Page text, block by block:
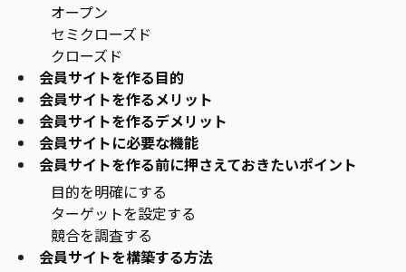
オープン
セミクローズド
クローズド
会員サイトを作る目的
会員サイトを作るメリット
会員サイトを作るデメリット
会員サイトに必要な機能
会員サイトを作る前に押さえておきたいポイント
目的を明確にする
ターゲットを設定する
競合を調査する
会員サイトを構築する方法